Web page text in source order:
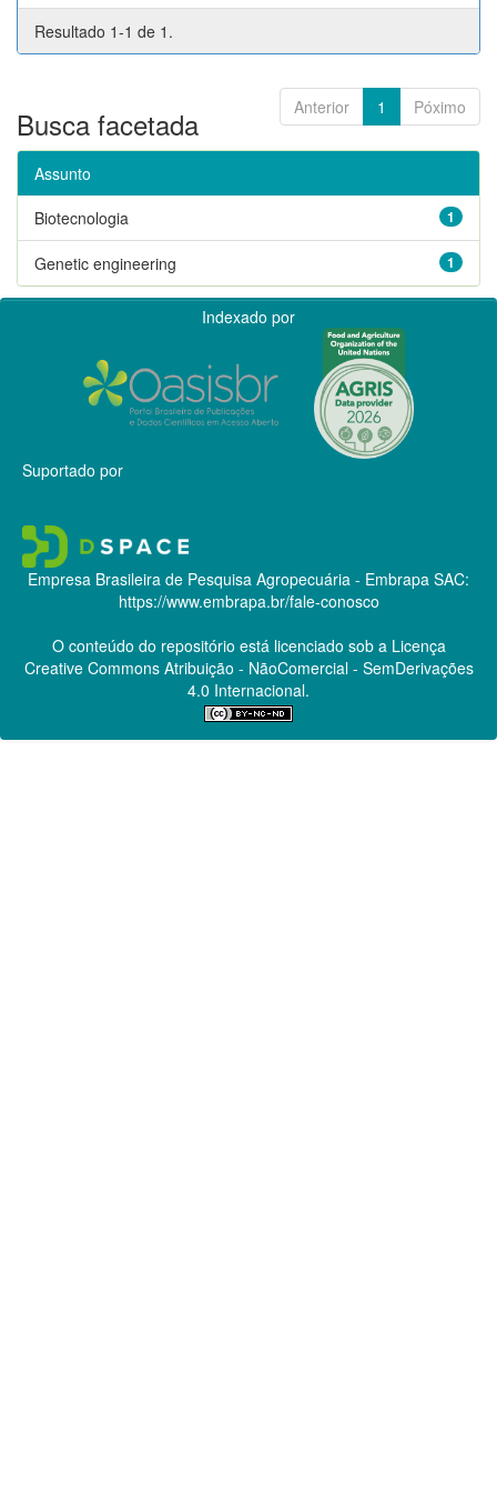
Resultado 1-1 de 1.
Anterior 1 Póximo
Busca facetada
Assunto
1
Biotecnologia
1
Genetic engineering
Indexado por
Suportado por
Empresa Brasileira de Pesquisa Agropecuária - Embrapa SAC:
https://www.embrapa.br/fale-conosco
O conteúdo do repositório está licenciado sob a Licença
Creative CommonsAtribuição - NãoComercial - SemDerivações
4.0 Internacional.